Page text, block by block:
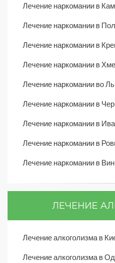
Лечение наркомании в
Лечение наркомании в
Лечение наркомании в
Лечение наркомании в
Лечение наркомании во
Лечение наркомании в
Лечение наркомании в
Лечение наркомании в
Лечение наркомании в
ЛЕЧЕНИЕ
Лечение алкоголизма в
Лечение алкоголизма в